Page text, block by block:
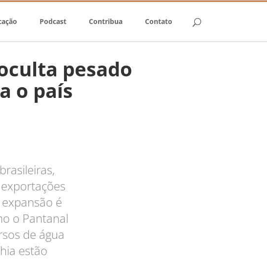
Podcast Contribua Contato
pesado
o país
é
o Pantanal
de água
estão